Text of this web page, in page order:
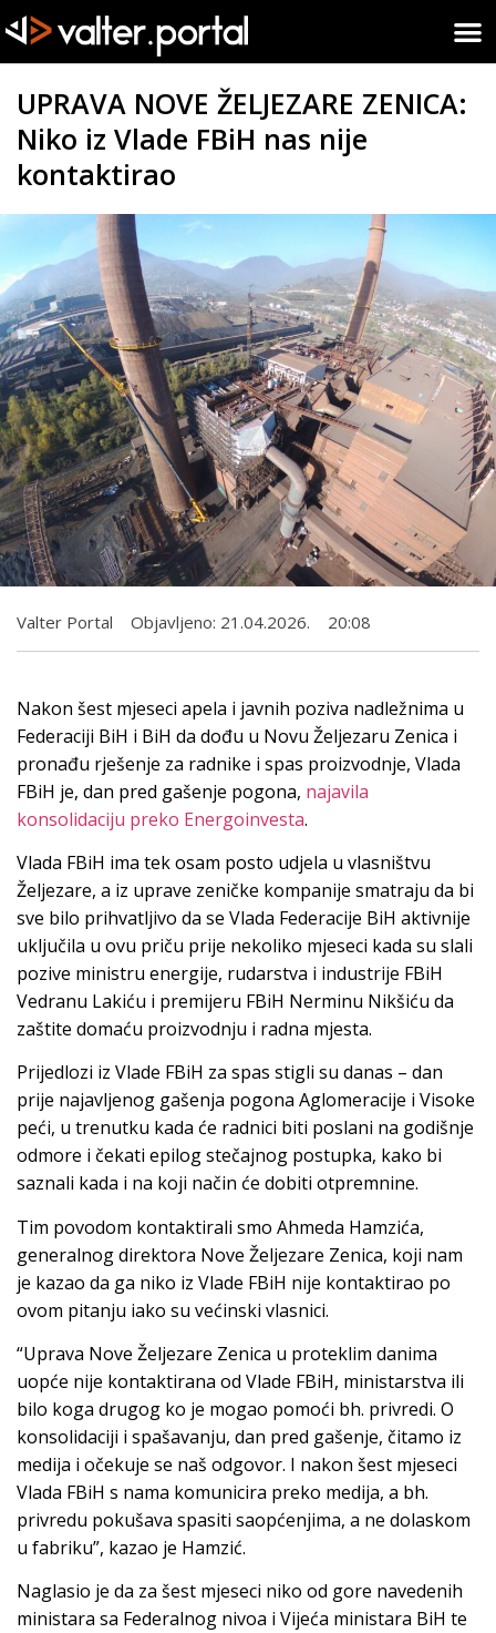
UPRAVA NOVE ŽELJEZARE ZENICA:
Niko iz Vlade FBiH nas nije
kontaktirao
Valter Portal Objavljeno: 21.04.2026. 20:08
Nakon šest mjeseci apela i javnih poziva nadležnima u
Federaciji BiH i BiH da dođu u Novu Željezaru Zenica i
pronađu rješenje za radnike i spas proizvodnje, Vlada
FBiH je, dan pred gašenje pogona, najavila
konsolidaciju preko Energoinvesta.
Vlada FBiH ima tek osam posto udjela u vlasništvu
Željezare, a iz uprave zeničke kompanije smatraju da bi
sve bilo prihvatljivo da se Vlada Federacije BiH aktivnije
uključila u ovu priču prije nekoliko mjeseci kada su slali
pozive ministru energije, rudarstva i industrije FBiH
Vedranu Lakiću i premijeru FBiH Nerminu Nikšiću da
zaštite domaću proizvodnju i radna mjesta.
Prijedlozi iz Vlade FBiH za spas stigli su danas – dan
prije najavljenog gašenja pogona Aglomeracije i Visoke
peći, u trenutku kada će radnici biti poslani na godišnje
odmore i čekati epilog stečajnog postupka, kako bi
saznali kada i na koji način će dobiti otpremnine.
Tim povodom kontaktirali smo Ahmeda Hamzića,
generalnog direktora Nove Željezare Zenica, koji nam
je kazao da ga niko iz Vlade FBiH nije kontaktirao po
ovom pitanju iako su većinski vlasnici.
“Uprava Nove Željezare Zenica u proteklim danima
uopće nije kontaktirana od Vlade FBiH, ministarstva ili
bilo koga drugog ko je mogao pomoći bh. privredi. O
konsolidaciji i spašavanju, dan pred gašenje, čitamo iz
medija i očekuje se naš odgovor. I nakon šest mjeseci
Vlada FBiH s nama komunicira preko medija, a bh.
privredu pokušava spasiti saopćenjima, a ne dolaskom
u fabriku”, kazao je Hamzić.
Naglasio je da za šest mjeseci niko od gore navedenih
ministara sa Federalnog nivoa i Vijeća ministara BiH te